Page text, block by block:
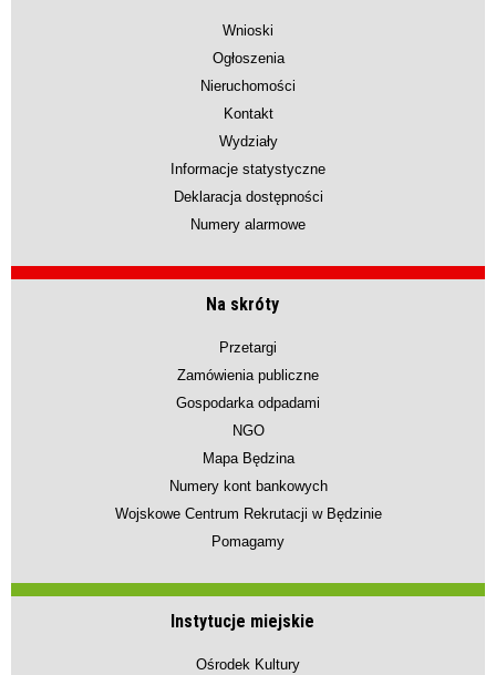
Wnioski
Ogłoszenia
Nieruchomości
Kontakt
Wydziały
Informacje statystyczne
Deklaracja dostępności
Numery alarmowe
Na skróty
Przetargi
Zamówienia publiczne
Gospodarka odpadami
NGO
Mapa Będzina
Numery kont bankowych
Wojskowe Centrum Rekrutacji w Będzinie
Pomagamy
Instytucje miejskie
Ośrodek Kultury